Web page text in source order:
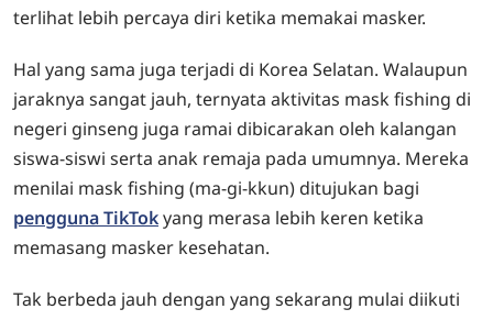
terlihat lebih percaya diri ketika memakai masker.
Hal yang sama juga terjadi di Korea Selatan. Walaupun
jaraknya sangat jauh, ternyata aktivitas mask fishing di
negeri ginseng juga ramai dibicarakan oleh kalangan
siswa-siswi serta anak remaja pada umumnya. Mereka
menilai mask fishing (ma-gi-kkun) ditujukan bagi
pengguna TikTokyang merasa lebih keren ketika
memasang masker kesehatan.
Tak berbeda jauh dengan yang sekarang mulai diikuti